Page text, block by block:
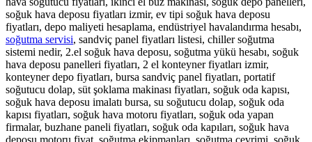
soğuk hava deposu fiyatları izmir, ev tipi soğuk hava deposu
fiyatları, depo maliyeti hesaplama, endüstriyel havalandırma hesabı,
soğutma servisi, sandviç panel fiyatları listesi, chiller soğutma
sistemi nedir, 2.el soğuk hava deposu, soğutma yükü hesabı, soğuk
hava deposu panelleri fiyatları, 2 el konteyner fiyatları izmir,
konteyner depo fiyatları, bursa sandviç panel fiyatları, portatif
soğutucu dolap, süt şoklama makinası fiyatları, soğuk oda kapısı,
soğuk hava deposu imalatı bursa, su soğutucu dolap, soğuk oda
kapısı fiyatları, soğuk hava motoru fiyatları, soğuk oda yapan
firmalar, buzhane paneli fiyatları, soğuk oda kapıları, soğuk hava
deposu motoru fiyat, soğutma ekipmanları, soğutma çevrimi, soğuk